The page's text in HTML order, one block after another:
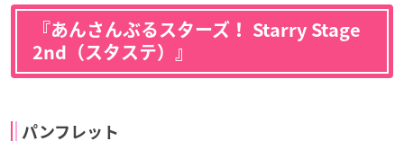
『あんさんぶるスターズ！ Starry Stage
2nd（スタステ）』
パンフレット